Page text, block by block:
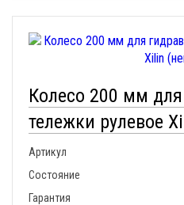
Колесо 200 мм
тележки рулевое
Артикул
Состояние
Гарантия